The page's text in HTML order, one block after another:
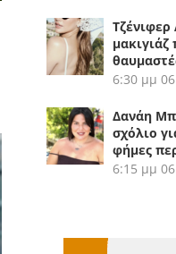
6:30 μμ
Δανάη
σχόλιο
φήμες
6:15 μμ